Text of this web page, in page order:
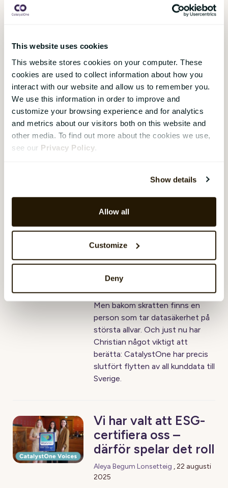
This website uses cookies
This website stores cookies on your computer. These
cookies are used to collect information about how you
interact with our website and allow us to remember you.
We use this information in order to improve and
customize your browsing experience and for analytics
and metrics about our visitors both on this website and
other media. To find out more about the cookies we use,
see our Privacy Policy
Show details
Allow all
Customize
Deny
det påverkar hela branschen och
hur vi på CatalystOne arbetar för
Skapa en nordisk
fästning – därför är
datacenterflytten
viktig för HR
Aleya Begum Lonsetteig
Officer på CatalystOne, blir det
snabbt tydligt varför kollegorna
beskriver honom som både en
har jobbat på CatalystOne i över
20 år, är en passionerad gamer
och varje Halloween är han den
utklädnad, alltid redo att bidra
med ett gott skratt på jobbet .
Men bakom skratten finns en
person som tar datasäkerhet på
största allvar. Och just nu har
Christian något viktigt att
berätta: CatalystOne har precis
slutfört flytten av all kunddata till
Sverige.
Vi har valt att ESG-
certifiera oss –
därför spelar det roll
Aleya Begum Lonsetteig ,22 augusti
2025